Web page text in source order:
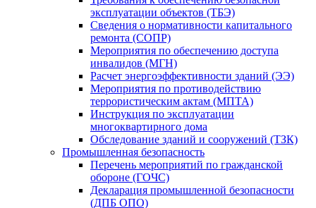
эксплуатации объектов (ТБЭ)
Сведения о нормативности капитального
ремонта (СОПР)
Мероприятия по обеспечению доступа
инвалидов (МГН)
Расчет энергоэффективности зданий (ЭЭ)
Мероприятия по противодействию
террористическим актам (МПТА)
Инструкция по эксплуатации
многоквартирного дома
Обследование зданий и сооружений (ТЗК)
Промышленная безопасность
Перечень мероприятий по гражданской
обороне (ГОЧС)
Декларация промышленной безопасности
(ДПБ ОПО)